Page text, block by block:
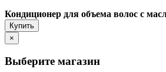
Кондиционер для объема волос с
Купить
×
Выберите магазин